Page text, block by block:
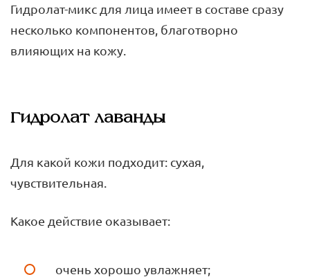
Гидролат-микс для лица имеет в составе сразу
несколько компонентов, благотворно
влияющих на кожу.
Гидролат лаванды
Для какой кожи подходит: сухая,
чувствительная.
Какое действие оказывает:
очень хорошо увлажняет;